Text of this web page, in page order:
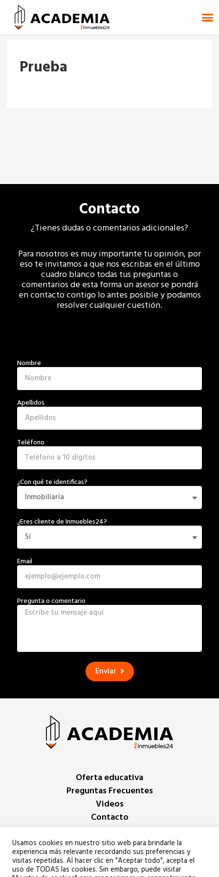
Prueba
Contacto
¿Tienes dudas o comentarios adicionales?
Para nosotros es muy importante tu opinión, por
eso te invitamos a que nos escribas en el último
cuadro blanco todas tus preguntas o
comentarios de esta forma un asesor se pondrá
en contacto contigo lo antes posible y podamos
resolver cualquier cuestión.
Nombre
Apellidos
Teléfono
¿Con qué te identificas?
¿Eres cliente de Inmuebles24?
Email
Pregunta o comentario
Enviar
Oferta educativa
Preguntas Frecuentes
Videos
Contacto
Copyright Inmuebles24 2022
Usamos cookies en nuestro sitio web para brindarle la
experiencia más relevante recordando sus preferencias y
visitas repetidas. Al hacer clic en "Aceptar todo", acepta el
uso de TODAS las cookies. Sin embargo, puede visitar